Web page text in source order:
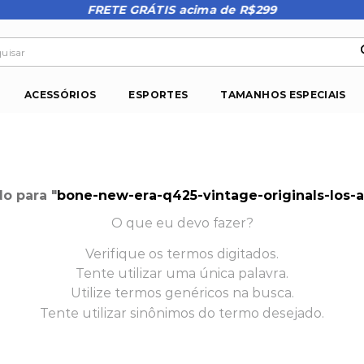
FRETE GRÁTIS acima de R$299
ACESSÓRIOS ESPORTES TAMANHOS ESPECIAIS
para "bone-new-era-q425-vintage-originals-los-
O que eu devo fazer?
Verifique os termos digitados.
Tente utilizar uma única palavra.
Utilize termos genéricos na busca.
Tente utilizar sinônimos do termo desejado.